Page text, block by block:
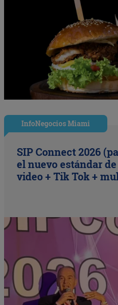
InfoNegocios Miami
SIP Connect 2026
el nuevo estándar
video + Tik Tok +